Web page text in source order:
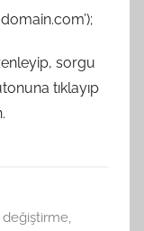
sorgu
tıklayıp
,